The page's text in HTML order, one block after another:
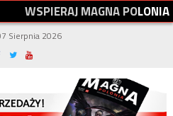
WSPIERAJMAGNAPOLONIA
Sierpnia 2026